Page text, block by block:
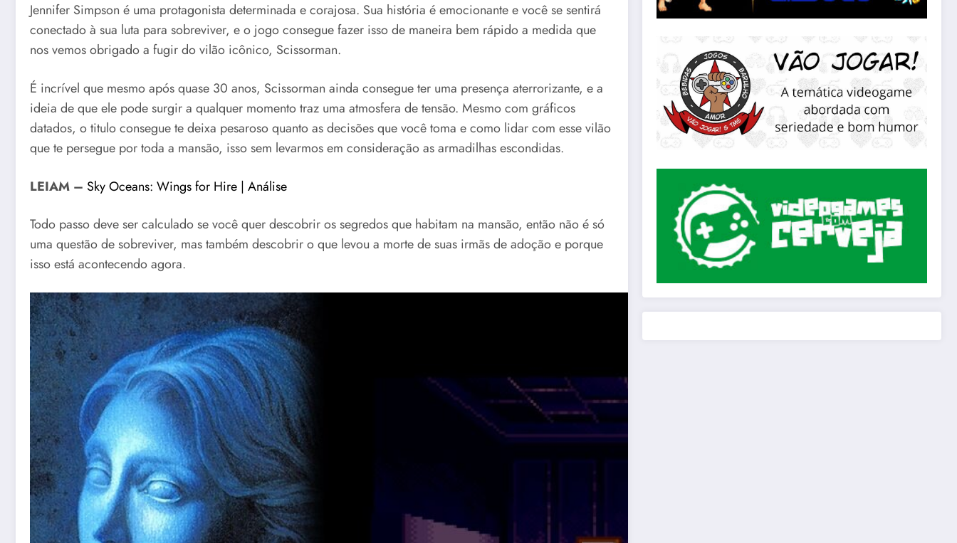
Jennifer Simpson é uma protagonista determinada e corajosa. Sua história é emocionante e você se sentirá
conectado à sua luta para sobreviver, e o jogo consegue fazer isso de maneira bem rápido a medida que
nos vemos obrigado a fugir do vilão icônico, Scissorman.
É incrível que mesmo após quase 30 anos, Scissorman ainda consegue ter uma presença aterrorizante, e a
ideia de que ele pode surgir a qualquer momento traz uma atmosfera de tensão. Mesmo com gráficos
datados, o titulo consegue te deixa pesaroso quanto as decisões que você toma e como lidar com esse vilão
que te persegue por toda a mansão, isso sem levarmos em consideração as armadilhas escondidas.
LEIAM – Sky Oceans: Wings for Hire | Análise
Todo passo deve ser calculado se você quer descobrir os segredos que habitam na mansão, então não é só
uma questão de sobreviver, mas também descobrir o que levou a morte de suas irmãs de adoção e porque
isso está acontecendo agora.